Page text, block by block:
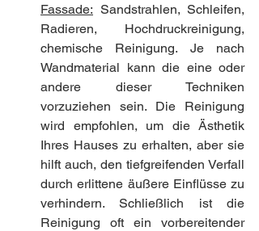
Fassade: Sandstrahlen, Schleifen,
Radieren, Hochdruckreinigung,
chemische Reinigung. Je nach
Wandmaterial kann die eine oder
andere dieser Techniken
vorzuziehen sein. Die Reinigung
wird empfohlen, um die Ästhetik
Ihres Hauses zu erhalten, aber sie
hilft auch, den tiefgreifenden Verfall
durch erlittene äußere Einflüsse zu
verhindern. Schließlich ist die
Reinigung oft ein vorbereitender